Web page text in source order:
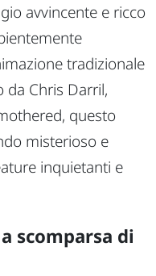
avvincente e ricco
tradizionale
da Chris Darril,
, questo
misterioso e
inquietanti e
scomparsa di